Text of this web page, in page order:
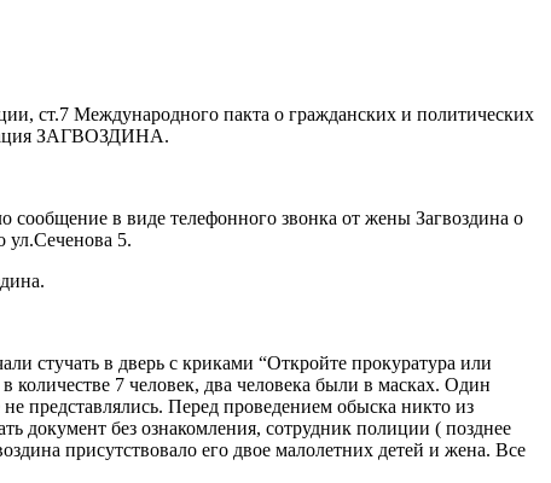
ст.7 Международного пакта о гражданских и политических
ЗАГВОЗДИНА.
сообщение в виде телефонного звонка от жены Загвоздина о
ул.Сеченова 5.
стучать в дверь с криками “Откройте прокуратура или
количестве 7 человек, два человека были в масках. Один
представлялись. Перед проведением обыска никто из
документ без ознакомления, сотрудник полиции ( позднее
присутствовало его двое малолетних детей и жена. Все